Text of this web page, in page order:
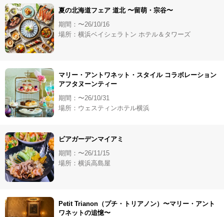
夏の北海道フェア 道北 〜留萌・宗谷〜
期間：〜26/10/16
場所：横浜ベイシェラトン ホテル＆タワーズ
マリー・アントワネット・スタイル コラボレーション
アフタヌーンティー
期間：〜26/10/31
場所：ウェスティンホテル横浜
ビアガーデンマイアミ
期間：〜26/11/15
場所：横浜高島屋
Petit Trianon（プチ・トリアノン）〜マリー・アント
ワネットの追憶〜